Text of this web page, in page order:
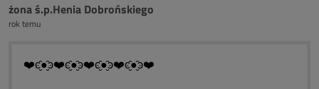
żona ś.p.Henia Dobrońskiego
rok temu
❤️ͼ̮̑●̮̑ͽ❤️ͼ̮̑●̮̑ͽ❤️ͼ̮̑●̮̑ͽ❤️ͼ̮̑●̮̑ͽ❤️